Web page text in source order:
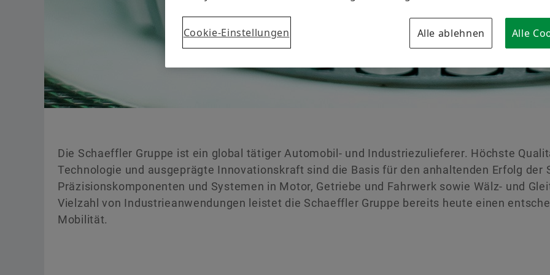
Die Schaeffler Gruppe ist ein global tätiger Automobil- und Industriezulieferer. Höchste
Technologie und ausgeprägte Innovationskraft sind die Basis für den anhaltenden Erfolg der
Präzisionskomponenten und Systemen in Motor, Getriebe und Fahrwerk sowie Wälz- und
Vielzahl von Industrieanwendungen leistet die Schaeffler Gruppe bereits heute einen
Mobilität.
Cookie-Einstellungen Alle ablehnen Alle